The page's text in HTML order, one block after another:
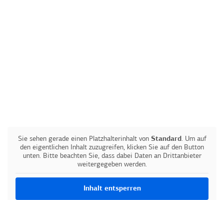
Sie sehen gerade einen Platzhalterinhalt von Standard. Um auf
den eigentlichen Inhalt zuzugreifen, klicken Sie auf den Button
unten. Bitte beachten Sie, dass dabei Daten an Drittanbieter
weitergegeben werden.
Inhalt entsperren